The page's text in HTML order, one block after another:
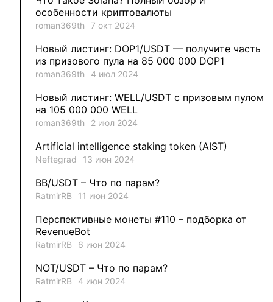
Evgeniy 3
aleksandr-es 2
Jevick 1
MysticalEnergyNFT 1
DecimalChain 1
Ksenia 1
METAMINECRAFT
особенности криптовалюты
roman369th 7 окт 2024
Новый листинг: DOP1/USDT — получите часть
из призового пула на 85 000 000 DOP1
roman369th 4 июл 2024
Новый листинг: WELL/USDT с призовым пулом
на 105 000 000 WELL
roman369th 2 июл 2024
Artificial intelligence staking token (AIST)
Neftegrad 13 июн 2024
BB/USDT – Что по парам?
RatmirRB 11 июн 2024
Перспективные монеты #110 – подборка от
RevenueBot
RatmirRB 6 июн 2024
NOT/USDT – Что по парам?
RatmirRB 4 июн 2024